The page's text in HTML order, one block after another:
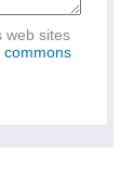
web sites
commons